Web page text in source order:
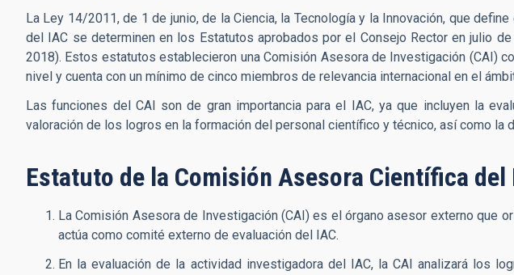
la
navegación
La Ley 14/2011, de 1 de junio, de la Ciencia, la Tecnología y la Innovación, que
del IAC se determinen en los Estatutos aprobados por el Consejo Rector en julio
2018). Estos estatutos establecieron una Comisión Asesora de Investigación (CAI)
nivel y cuenta con un mínimo de cinco miembros de relevancia internacional en el
Las funciones del CAI son de gran importancia para el IAC, ya que incluyen la
valoración de los logros en la formación del personal científico y técnico, así como la
Estatuto de la Comisión Asesora Científica
La Comisión Asesora de Investigación (CAI) es el órgano asesor externo que
actúa como comité externo de evaluación del IAC.
En la evaluación de la actividad investigadora del IAC, la CAI analizará los